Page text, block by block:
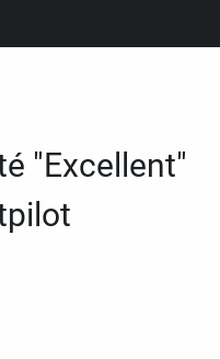
"Excellent"